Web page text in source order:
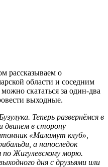
рассказываем о
области и соседним
скататься за один-два
выходные.
Теперь развернёмся в
двинем в сторону
«Маламут клуб»,
а напоследок
Жигулевскому морю.
дня с друзьями или